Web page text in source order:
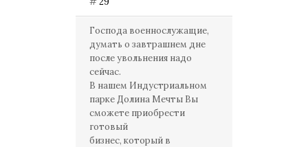
Господа военнослужащие,
думать о завтрашнем дне
после увольнения надо
сейчас.
В нашем Индустриальном
парке Долина Мечты Вы
сможете приобрести
готовый
бизнес, который в